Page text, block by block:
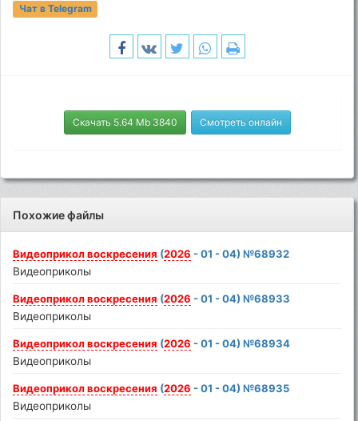
Чат в Telegram
Скачать 5.64 Mb 3840 Смотреть онлайн
Похожие файлы
Видеоприкол воскресения (2026 - 01 - 04) №68932
Видеоприколы
Видеоприкол воскресения (2026 - 01 - 04) №68933
Видеоприколы
Видеоприкол воскресения (2026 - 01 - 04) №68934
Видеоприколы
Видеоприкол воскресения (2026 - 01 - 04) №68935
Видеоприколы